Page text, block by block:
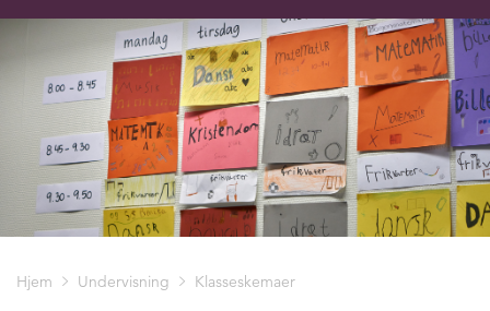
Hjem Undervisning Klasseskemaer